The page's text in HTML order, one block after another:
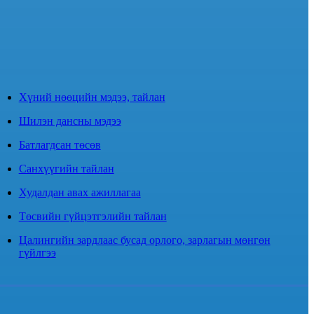
Хүний нөөцийн мэдээ, тайлан
Шилэн дансны мэдээ
Батлагдсан төсөв
Санхүүгийн тайлан
Худалдан авах ажиллагаа
Төсвийн гүйцэтгэлийн тайлан
Цалингийн зардлаас бусад орлого, зарлагын мөнгөн
гүйлгээ